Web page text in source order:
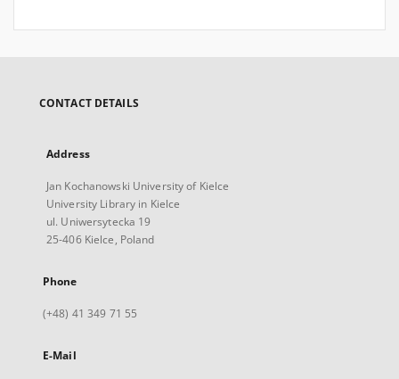
CONTACT DETAILS
Address
Jan Kochanowski University of Kielce
University Library in Kielce
ul. Uniwersytecka 19
25-406 Kielce, Poland
Phone
(+48) 41 349 71 55
E-Mail